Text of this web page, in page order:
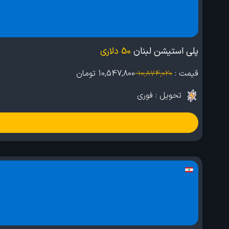
پلی استیشن لبنان 50 دلاری
قیمت : 10,874,020
10,547,800 تومان
تحویل : فوری